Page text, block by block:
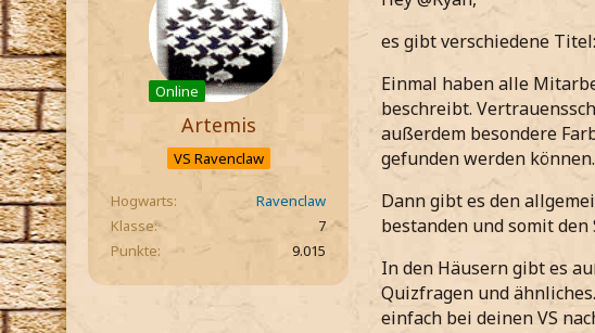
Online
Artemis
VS Ravenclaw
Hogwarts
Ravenclaw
Klasse
7
Punkte
9.015
es gibt verschiedene Titel:
Einmal haben alle
beschreibt.
außerdem besondere
gefunden werden können.
Dann gibt es den
bestanden und somit den
In den Häusern gibt es
Quizfragen und
einfach bei deinen VS